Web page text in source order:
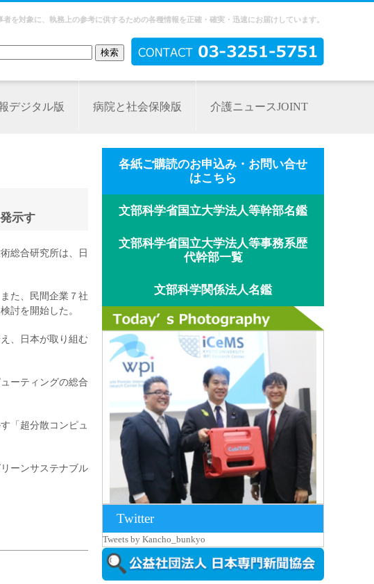
を対象に、執務上の参考に供するための各種情報を正確・確実・迅速にお届けしています。
デジタル版 病院と社会保険版 介護ニュースJOINT
示す
総合研究所は、日
た、民間企業７社
討を開始した。
、日本が取り組む
ーティングの総合
「超分散コンピュ
ーンサステナブル
各紙ご購読のお申込み・お問い合せ
はこちら
文部科学省国立大学法人等幹部名鑑
文部科学省国立大学法人等事務系歴
代幹部一覧
文部科学関係法人名鑑
京都大iCeMS等を視察した松本文部科学
大...
Twitter
Tweets by Kancho_bunkyo